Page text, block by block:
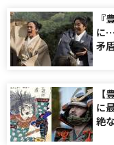
『
に
矛
に
絶